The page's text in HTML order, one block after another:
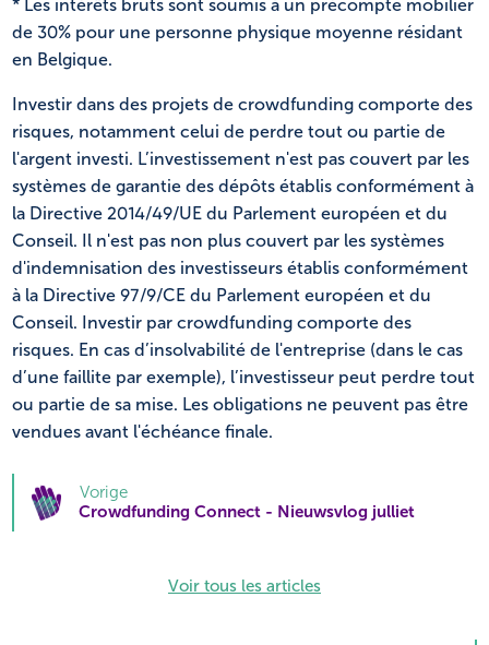
* Les intérêts bruts sont soumis à un précompte mobilier
de 30% pour une personne physique moyenne résidant
en Belgique.
Investir dans des projets de crowdfunding comporte des
risques, notamment celui de perdre tout ou partie de
l'argent investi. L’investissement n'est pas couvert par les
systèmes de garantie des dépôts établis conformément à
la Directive 2014/49/UE du Parlement européen et du
Conseil. Il n'est pas non plus couvert par les systèmes
d'indemnisation des investisseurs établis conformément
à la Directive 97/9/CE du Parlement européen et du
Conseil. Investir par crowdfunding comporte des
risques. En cas d’insolvabilité de l'entreprise (dans le cas
d’une faillite par exemple), l’investisseur peut perdre tout
ou partie de sa mise. Les obligations ne peuvent pas être
vendues avant l'échéance finale.
Vorige
Crowdfunding Connect - Nieuwsvlog julliet
Voir tous les articles